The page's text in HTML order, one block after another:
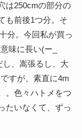
は250cmの部分の
も前後1つ分。そ
分。今回私が買っ
味に長い(ー_
、嵩張るし、大
すが、素直に4m
。色々ハトメをつ
たいなくて、ずっ